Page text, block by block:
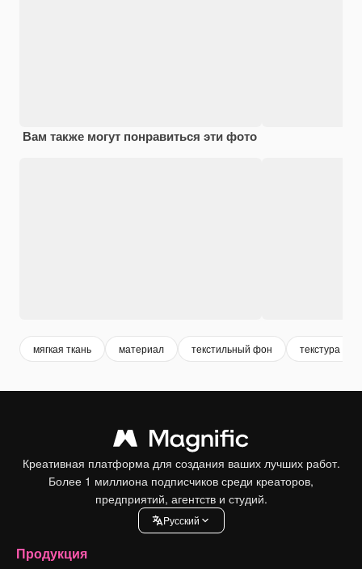
Вам также могут понравиться эти фото
мягкая ткань материал текстильный фон текстура
Креативная платформа для создания ваших лучших работ.
Более 1 миллиона подписчиков среди креаторов,
предприятий, агентств и студий.
Pусский
Продукция